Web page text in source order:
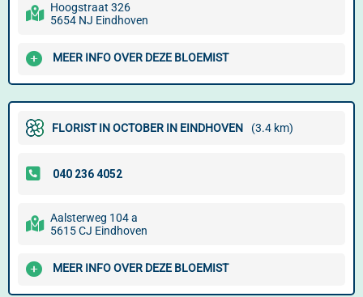
Hoogstraat 326
5654 NJ Eindhoven
MEER INFO OVER DEZE BLOEMIST
FLORIST IN OCTOBER IN EINDHOVEN (3.4 km)
Aalsterweg 104 a
5615 CJ Eindhoven
MEER INFO OVER DEZE BLOEMIST